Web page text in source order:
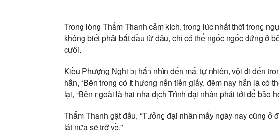
Trong lòng Thẩm Thanh cảm kích, trong lúc nhất thời trong
không biết phải bắt đầu từ đâu, chỉ có thể ngốc ngốc đứng ở
cười.
Kiều Phượng Nghi bị hắn nhìn đến mất tự nhiên, vội đi đến
hắn, “Bên trong có ít hương nến tiền giấy, đêm nay hẳn là có
lại, “Bên ngoài là hai nha dịch Trình đại nhân phái tới để bảo
Thẩm Thanh gật đầu, “Tưởng đại nhân mấy ngày nay cũng ở
lát nữa sẽ trở về.”